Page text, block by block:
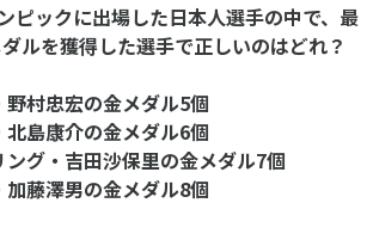
ピックに出場した日本人選手の中で、最
ルを獲得した選手で正しいのはどれ？
村忠宏の金メダル5個
島康介の金メダル6個
グ・吉田沙保里の金メダル7個
藤澤男の金メダル8個